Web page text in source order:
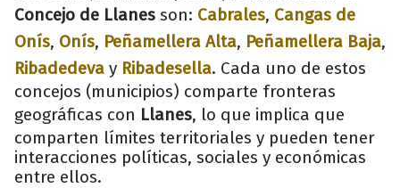
Concejo de Llanes son: Cabrales, Cangas de
Onís, Onís, Peñamellera Alta, Peñamellera Baja,
Ribadedeva y Ribadesella. Cada uno de estos
concejos (municipios) comparte fronteras
geográficas con Llanes, lo que implica que
comparten límites territoriales y pueden tener
interacciones políticas, sociales y económicas
entre ellos.